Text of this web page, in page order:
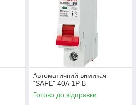
Автоматичний вимикач
"SAFE" 40А 1P В
Готово до відправки